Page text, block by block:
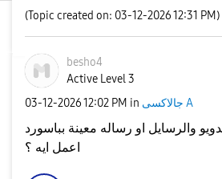
(Topic created on: 03-12-2026 12:31 PM)
besho4
Active Level 3
‎03-12-202612:02 PM in جالاكسى A
والرسايل او رساله معينة بباسورد
اعمل ايه ؟